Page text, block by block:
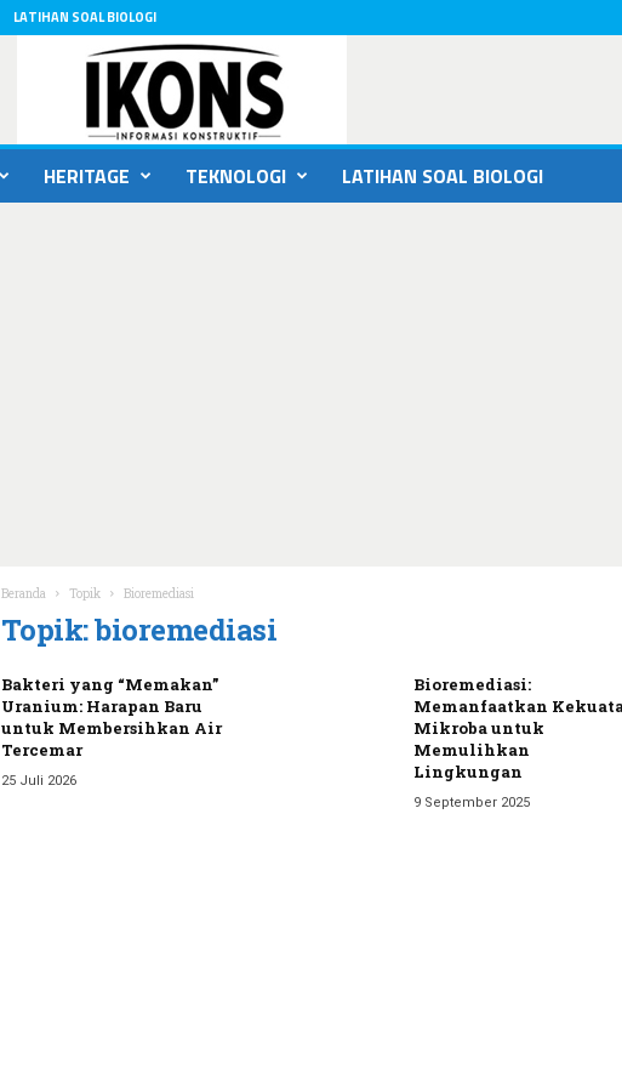
LATIHAN SOAL BIOLOGI
HERITAGE TEKNOLOGI LATIHAN SOAL BIOLOGI
Beranda Topik Bioremediasi
Topik: bioremediasi
Bakteri yang “Memakan”
Uranium: Harapan Baru
untuk Membersihkan Air
Tercemar
25 Juli 2026
Bioremediasi:
Memanfaatkan
Mikroba untuk
Memulihkan
Lingkungan
9 September 2025